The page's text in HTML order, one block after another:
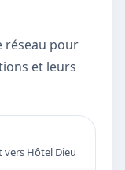
réseau pour
et leurs
vers Hôtel Dieu